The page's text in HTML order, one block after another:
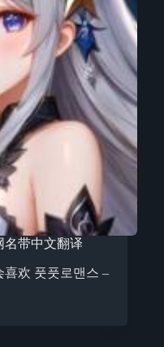
名带中文翻译
欢 풋풋로맨스 –